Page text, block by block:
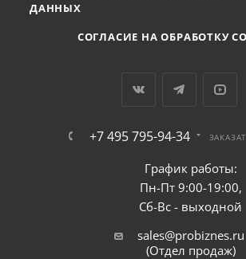
ДАННЫХ
СОГЛАСИЕ НА ОБРАБОТКУ
+7 495 795-94-34
График работы:
Пн-Пт 9:00-19:00,
Сб-Вс - выходной
sales@probiznes.ru
(Отдел продаж)